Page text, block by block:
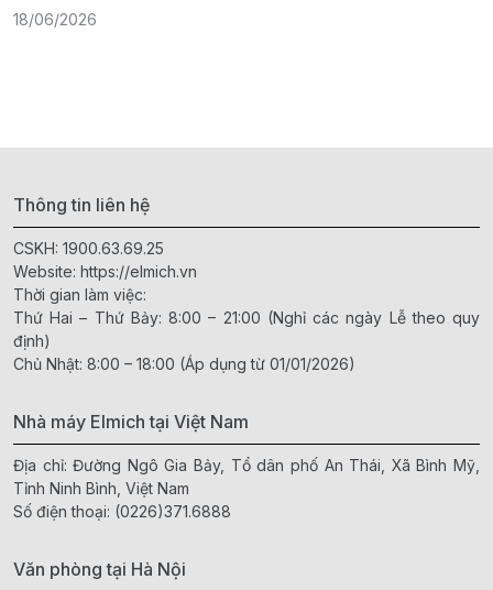
18/06/2026
Thông tin liên hệ
CSKH: 1900.63.69.25
Website: https://elmich.vn
Thời gian làm việc:
Thứ Hai – Thứ Bảy: 8:00 – 21:00 (Nghỉ các ngày Lễ theo quy
định)
Chủ Nhật: 8:00 – 18:00 (Áp dụng từ 01/01/2026)
Nhà máy Elmich tại Việt Nam
Địa chỉ: Đường Ngô Gia Bảy, Tổ dân phố An Thái, Xã Bình Mỹ,
Tỉnh Ninh Bình, Việt Nam
Số điện thoại: (0226)371.6888
Văn phòng tại Hà Nội